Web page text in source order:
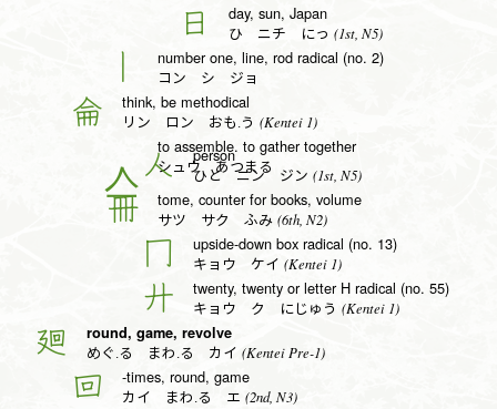
日 day, sun, Japan
ひ ニチ にっ (1st, N5)
number one, line, rod radical (no. 2)
コン シ ジョ
侖 think, be methodical
リン ロン おも.う (Kentei 1)
to assemble. to gather together
シュウ あつまる
人 person
ひと ニン ジン (1st, N5)
冊 tome, counter for books, volume
サツ サク ふみ (6th, N2)
冂 upside-down box radical (no. 13)
キョウ ケイ (Kentei 1)
廾 twenty, twenty or letter H radical (no. 55)
キョウ ク にじゅう (Kentei 1)
廻 round, game, revolve
めぐ.る まわ.る カイ (Kentei Pre-1)
回 -times, round, game
カイ まわ.る エ (2nd, N3)